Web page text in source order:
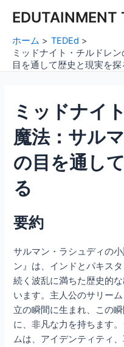
EDUTAINMENT
ホーム
TEDEd
ミッドナイト・チルドレ
目を通して歴史と現実を探
ミッドナイ
魔法：サル
の目を通し
る
要約
サルマン・ラシュディの
ン』は、インドとパキス
続く波乱に満ちた歴史的
います。主人公のサリー
立の瞬間に生まれ、この
に、非凡な力を持ちます
ムは、アイデンティティ
navigation